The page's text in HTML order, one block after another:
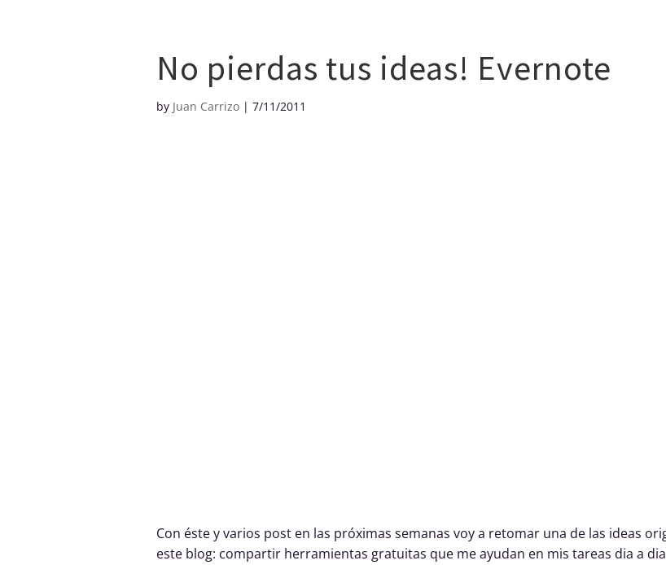
No pierdas tus ideas! Evernote
by Juan Carrizo | 7/11/2011
Con éste y varios post en las próximas semanas voy a retomar una de las ideas
este blog: compartir herramientas gratuitas que me ayudan en mis tareas dia a